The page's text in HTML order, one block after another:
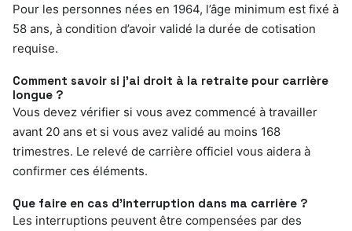
Pour les personnes nées en 1964, l’âge minimum est fixé à
58 ans, à condition d’avoir validé la durée de cotisation
requise.
Comment savoir si j’ai droit à la retraite pour carrière
longue ?
Vous devez vérifier si vous avez commencé à travailler
avant 20 ans et si vous avez validé au moins 168
trimestres. Le relevé de carrière officiel vous aidera à
confirmer ces éléments.
Que faire en cas d’interruption dans ma carrière ?
Les interruptions peuvent être compensées par des